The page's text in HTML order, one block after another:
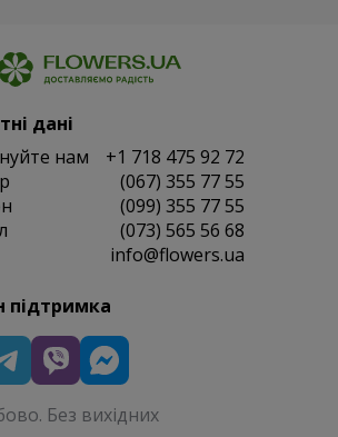
дані
нам
+1 718 475 92 72
(067) 355 77 55
(099) 355 77 55
(073) 565 56 68
info@flowers.ua
підтримка
Без вихідних